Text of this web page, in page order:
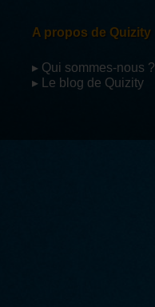
A propos de Quizity
▸ Qui sommes-nous ?
▸ Le blog de Quizity